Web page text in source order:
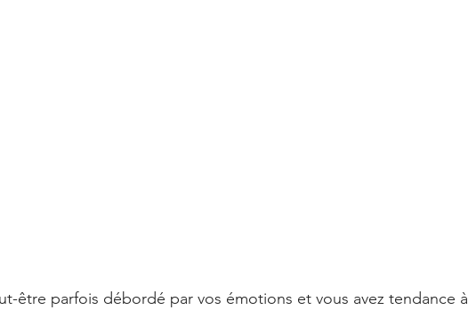
être parfois débordé par vos émotions et vous avez tendance à